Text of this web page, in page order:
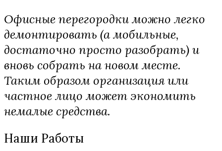
Офисные перегородки можно легко
демонтировать (а мобильные,
достаточно просто разобрать) и
вновь собрать на новом месте.
Таким образом организация или
частное лицо может экономить
немалые средства.
Наши Работы